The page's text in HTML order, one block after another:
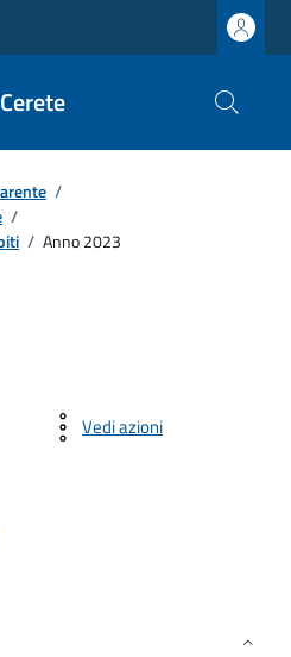
/
/
/ Anno 2023
Vedi azioni